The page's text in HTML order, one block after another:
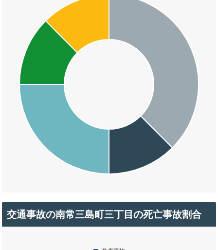
交通事故の南常三島町三丁目の死亡事故割合